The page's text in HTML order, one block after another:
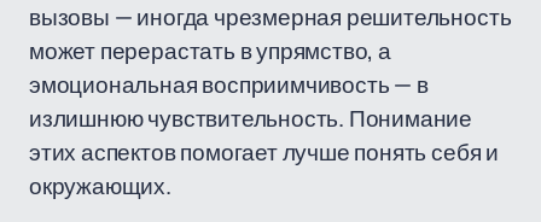
вызовы — иногда чрезмерная решительность
может перерастать в упрямство, а
эмоциональная восприимчивость — в
излишнюю чувствительность. Понимание
этих аспектов помогает лучше понять себя и
окружающих.